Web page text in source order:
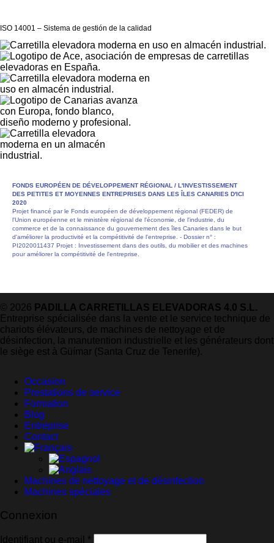
ISO 14001 – Sistema de gestión de la calidad
FONDS EUROPÉEN DE DÉVELOPPEMENT RÉGIONAL / L'INVESTISSEMENT
DES PETITES ET MOYENNES ENTREPRISES DANS LES ÎLES CANARIES D'ICI
2020
Projet financé par le Fonds européen de développement régional (FEDER) de
l'Union européenne et le ministère régional de l'économie, de l'industrie, du
commerce et de la connaissance du gouvernement des îles Canaries dans le but
d'améliorer la productivité et la compétitivité de l'entreprise. - Dossier n° :
PI2020011437 Projet : Investissement dans des outils, du mobilier et des machines
pour améliorer la compétitivité de l'entreprise.
© 2026 PADILLA CARRETILLAS ELEVADORAS 4.0 S.L.
Entreprise spécialisée dans la vente et le service technique de
chariots élévateurs, de machines de nettoyage et de
désinfection, la manutention industrielle et les générateurs dont
le siège est à Güímar (Santa Cruz de Tenerife).
Occasion
Prestations de service
Formation
Blog
Entreprise
Contact
Machines de nettoyage et de désinfection
Machines spéciales
Connexion
Identifiant ou e-mail *